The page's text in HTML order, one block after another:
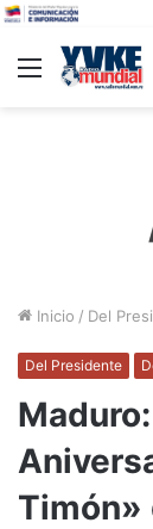
Menu
Inicio / Del
Del Presidente
Timón»